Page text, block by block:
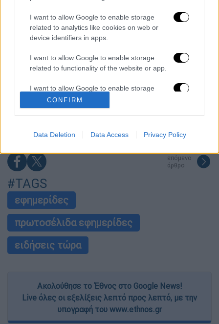
I want to allow Google to enable storage
related to analytics like cookies on web or
device identifiers in apps.
I want to allow Google to enable storage
related to functionality of the website or app.
I want to allow Google to enable storage
related to personalization.
I want to allow Google to enable storage
functionality and fraud prevention, and other
CONFIRM
Data Deletion Data Access Privacy Policy
Η πρώτη δήλωση της οικογένειας της
38χρονης Βρετανίδας που δολοφονήθηκε
στην Κυψέλη
Ντύθηκε «Χάρος», ανέβηκε στην οροφή
νοσοκομείου και κοιτούσε επίμονα τους
«Όχι γκέι 17 Pro, αλλά σπασμένο 11άρι»:
Ρώσοι διαλύουν τα iPhone τους στο TikTok
για να... γίνουν πιο άνδρες
επόμενο
άρθρο
#TAGS
εφημερίδες
πρωτοσέλιδα εφημερίδες
ειδήσεις τώρα
Ακολούθησε το Έθνος στο Google News!
Live όλες οι εξελίξεις λεπτό προς λεπτό, με την
υπογραφή του www.ethnos.gr